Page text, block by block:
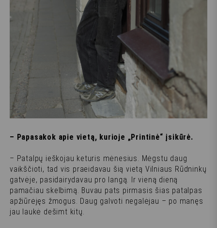
– Papasakok apie vietą, kurioje „Printinė“ įsikūrė.
– Patalpų ieškojau keturis mėnesius. Mėgstu daug
vaikščioti, tad vis praeidavau šią vietą Vilniaus Rūdninkų
gatvėje, pasidairydavau pro langą. Ir vieną dieną
pamačiau skelbimą. Buvau pats pirmasis šias patalpas
apžiūrėjęs žmogus. Daug galvoti negalėjau – po manęs
jau laukė dešimt kitų.